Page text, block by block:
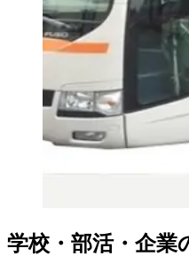
学校・部活・企業